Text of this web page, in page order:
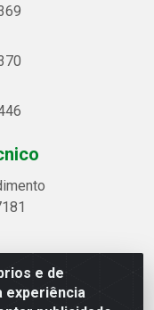
e de
experiência
Alegre, 2521 -
ES - CEP